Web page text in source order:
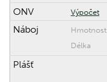
ONV
Výpočet
Náboj
Hmotnost
Délka
Plášť